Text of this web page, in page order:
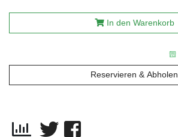
Reservieren & Abholen
In den Warenkorb